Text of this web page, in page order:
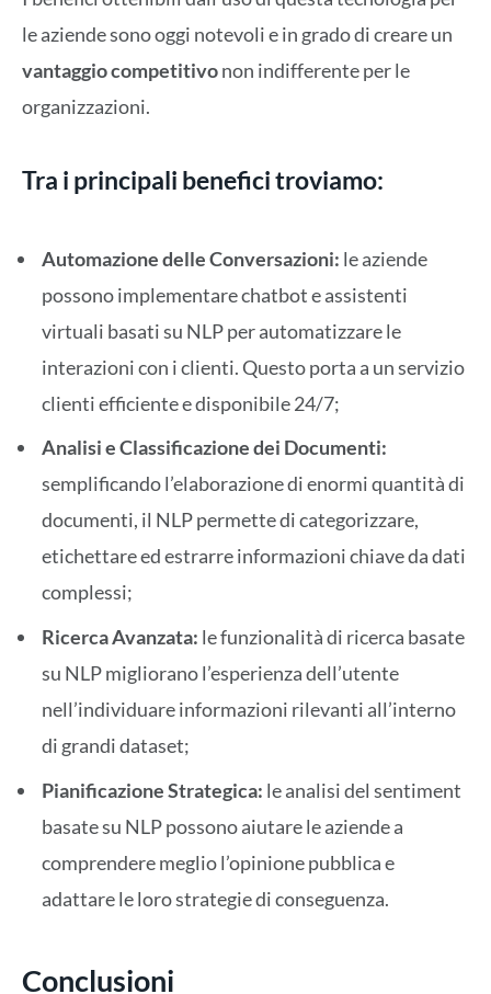
le aziende sono oggi notevoli e in grado di creare un
vantaggio competitivonon indifferente per le
organizzazioni.
Tra i principali benefici troviamo:
Automazione delle Conversazioni: le aziende
possono implementare chatbot e assistenti
virtuali basati su NLP per automatizzare le
interazioni con i clienti. Questo porta a un servizio
clienti efficiente e disponibile 24/7;
Analisi e Classificazione dei Documenti:
semplificando l’elaborazione di enormi quantità di
documenti, il NLP permette di categorizzare,
etichettare ed estrarre informazioni chiave da dati
complessi;
Ricerca Avanzata: le funzionalità di ricerca basate
su NLP migliorano l’esperienza dell’utente
nell’individuare informazioni rilevanti all’interno
di grandi dataset;
Pianificazione Strategica: le analisi del sentiment
basate su NLP possono aiutare le aziende a
comprendere meglio l’opinione pubblica e
adattare le loro strategie di conseguenza.
Conclusioni